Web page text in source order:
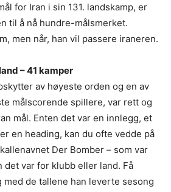
for Iran i sin 131. landskamp, er
til å nå hundre-målsmerket.
men når, han vil passere iraneren.
– 41 kamper
av høyeste orden og en av
målscorende spillere, var rett og
mål. Enten det var en innlegg, et
en heading, kan du ofte vedde på
Der Bomber – som var
det var for klubb eller land. Få
med de tallene han leverte sesong